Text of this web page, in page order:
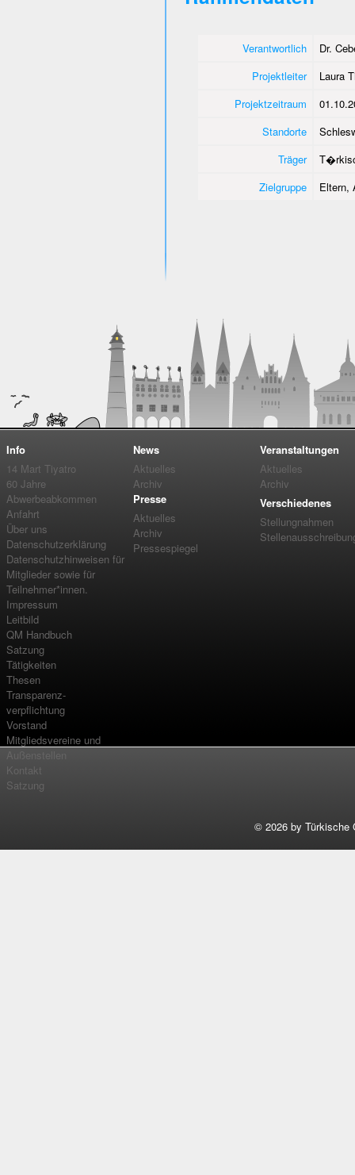
Verantwortlich
Dr.
Projektleiter
Laura
Projektzeitraum
Standorte
Träger
Zielgruppe
Eltern,
Info
14 Mart Tiyatro
60 Jahre
Abwerbeabkommen
Anfahrt
Über uns
Datenschutzerklärung
Datenschutzhinweisen für
Mitglieder sowie für
Teilnehmer*innen.
Impressum
Leitbild
QM Handbuch
Satzung
Tätigkeiten
Thesen
Transparenz-
verpflichtung
Vorstand
Mitgliedsvereine und
Außenstellen
Kontakt
Satzung
News
Aktuelles
Archiv
Presse
Aktuelles
Archiv
Pressespiegel
Veranstaltungen
Aktuelles
Archiv
Verschiedenes
Stellungnahmen
© 2026 by Türkische